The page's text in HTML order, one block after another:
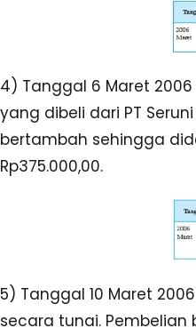
4) Tanggal 6 Maret
yang dibeli dari PT
bertambah sehingga
Rp375.000,00.
5) Tanggal 10 Maret
secara tunai.